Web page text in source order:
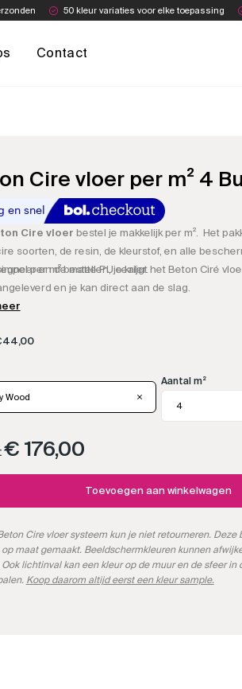
50 kleur variaties voor elke toepassing
Contact
Cire vloer per m² 4
Cire vloer bestel je makkelijk per m². Het
soorten, de resin, de kleurstof, en alle
en de matte PU sealer.
per m² bestellen, je krijgt het Beton Ciré
en je kan direct aan de slag.
44,00
Wood
Aantal m²
€ 176,00
Toevoegen aan winkelwagen
Cire vloer systeem kun je niet retourneren. Deze
op maat gemaakt. Beeldschermkleuren kunnen
lichtinval kan een kleur op de muur en de sfeer in
Koop daarom altijd eerst een kleur sample.